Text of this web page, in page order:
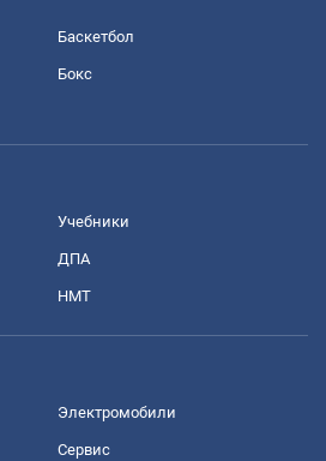
Баскетбол
Бокс
Учебники
ДПА
НМТ
Электромобили
Сервис